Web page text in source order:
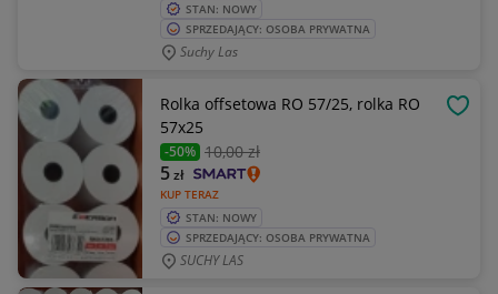
STAN: NOWY
SPRZEDAJĄCY: OSOBA PRYWATNA
Suchy Las
Rolka offsetowa RO 57/25, rolka RO
57x25
-50% 10,00 zł
KUP TERAZ
5zł
STAN: NOWY
SPRZEDAJĄCY: OSOBA PRYWATNA
SUCHY LAS